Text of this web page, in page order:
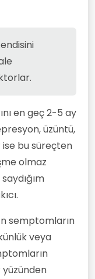
olmaz.
gerek.
gerekiyorsa bi
hak ihalli olmaz.
en geç 2-5 ay
üzüntü,
bu süreçten
olmaz
semptomların
veya
yüzünden